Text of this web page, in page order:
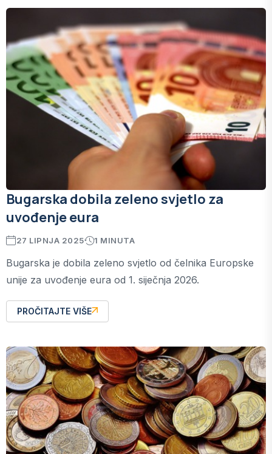
Bugarska dobila zeleno svjetlo za
uvođenje eura
27 LIPNJA 2025 1 MINUTA
Bugarska je dobila zeleno svjetlo od čelnika Europske
unije za uvođenje eura od 1. siječnja 2026.
PROČITAJTE VIŠE